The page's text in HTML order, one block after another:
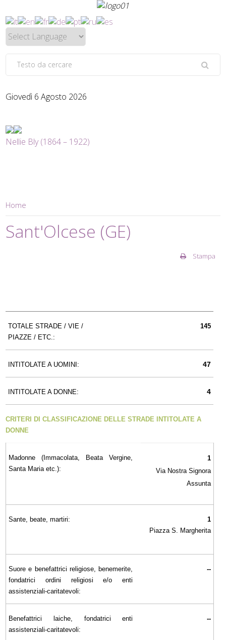
Giovedì 6 Agosto 2026
Nellie Bly (1864 – 1922)
Home
Sant'Olcese (GE)
Stampa
TOTALE STRADE / VIE /
PIAZZE / ETC.:
145
INTITOLATE A UOMINI: 47
INTITOLATE A DONNE: 4
CRITERI DI CLASSIFICAZIONE DELLE STRADE INTITOLATE A
DONNE
Madonne (Immacolata, Beata Vergine,
Santa Maria etc.):
1
Via Nostra Signora
Assunta
Sante, beate, martiri:
1
Piazza S. Margherita
Suore e benefattrici religiose, benemerite,
fondatrici ordini religiosi e/o enti
assistenziali-caritatevoli:
--
Benefattrici laiche, fondatrici enti
assistenziali-caritatevoli:
--